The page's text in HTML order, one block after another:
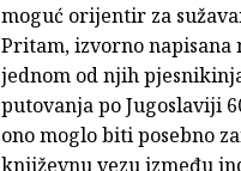
moguć orijentir za
Pritam, izvorno napisana
jednom od njih
putovanja po Jugoslaviji
ono moglo biti posebno
književnu vezu između